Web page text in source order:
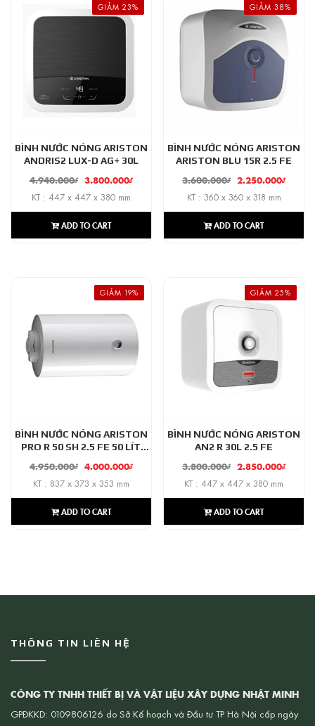
GIẢM 23%
BÌNH NƯỚC NÓNG ARISTON
ANDRIS2 LUX-D AG+ 30L
4.940.000₫ 3.800.000₫
KT : 447 x 447 x 380 mm
ADD TO CART
GIẢM 38%
BÌNH NƯỚC NÓNG ARISTON
ARISTON BLU 15R 2.5 FE
3.600.000₫ 2.250.000₫
KT : 360 x 360 x 318 mm
ADD TO CART
GIẢM 19%
BÌNH NƯỚC NÓNG ARISTON
PRO R 50 SH 2.5 FE 50 LÍT
4.950.000₫ 4.000.000₫
KT : 837 x 373 x 353 mm
ADD TO CART
GIẢM 25%
BÌNH NƯỚC NÓNG ARISTON
AN2 R 30L 2.5 FE
3.800.000₫ 2.850.000₫
KT : 447 x 447 x 380 mm
ADD TO CART
THÔNG TIN LIÊN HỆ
CÔNG TY TNHH THIẾT BỊ VÀ VẬT LIỆU XÂY DỰNG NHẬT MINH
GPĐKKD: 0109806126 do Sở Kế hoạch và Đầu tư TP Hà Nội cấp ngày